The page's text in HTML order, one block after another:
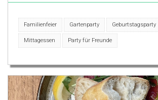
Familienfeier Gartenparty Geburtstagsparty
Mittagessen Party für Freunde